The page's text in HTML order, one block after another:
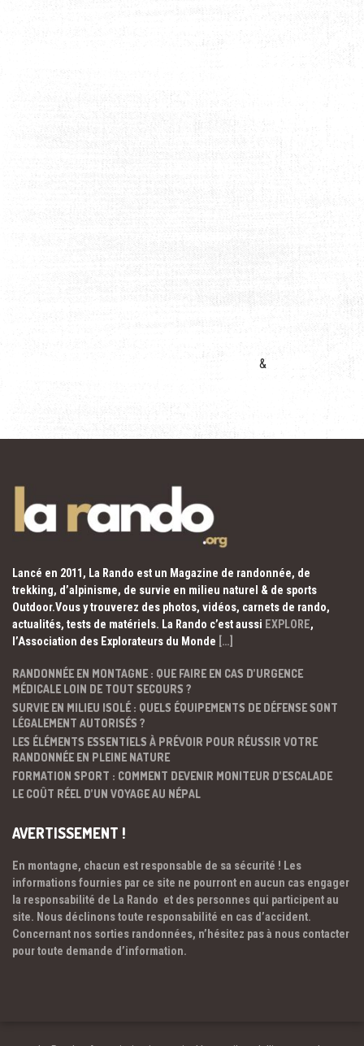
&
Lancé en 2011, La Rando est un Magazine de randonnée, de
trekking, d’alpinisme, de survie en milieu naturel & de sports
Outdoor.Vous y trouverez des photos, vidéos, carnets de rando,
actualités, tests de matériels. La Rando c’est aussi EXPLORE,
l’Association des Explorateurs du Monde […]
RANDONNÉE EN MONTAGNE : QUE FAIRE EN CAS D’URGENCE
MÉDICALE LOIN DE TOUT SECOURS ?
SURVIE EN MILIEU ISOLÉ : QUELS ÉQUIPEMENTS DE DÉFENSE SONT
LÉGALEMENT AUTORISÉS ?
LES ÉLÉMENTS ESSENTIELS À PRÉVOIR POUR RÉUSSIR VOTRE
RANDONNÉE EN PLEINE NATURE
FORMATION SPORT : COMMENT DEVENIR MONITEUR D’ESCALADE
LE COÛT RÉEL D’UN VOYAGE AU NÉPAL
AVERTISSEMENT !
En montagne, chacun est responsable de sa sécurité ! Les
informations fournies par ce site ne pourront en aucun cas engager
la responsabilité de La Rando et des personnes qui participent au
site. Nous déclinons toute responsabilité en cas d’accident.
Concernant nos sorties randonnées, n’hésitez pas à nous contacter
pour toute demande d’information.